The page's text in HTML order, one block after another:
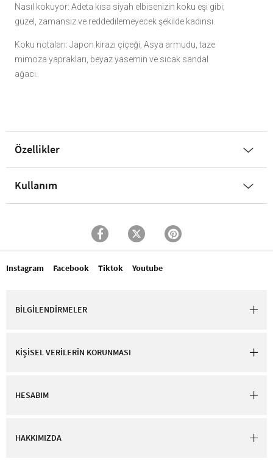
Nasıl kokuyor: Adeta kısa siyah elbisenizin koku eşi gibi;
güzel, zamansız ve reddedilemeyecek şekilde kadınsı.
Koku notaları: Japon kirazı çiçeği, Asya armudu, taze
mimoza yaprakları, beyaz yasemin ve sıcak sandal
ağacı.
Özellikler
Kullanım
Instagram Facebook Tiktok Youtube
BİLGİLENDİRMELER
KİŞİSEL VERİLERİN KORUNMASI
HESABIM
HAKKIMIZDA